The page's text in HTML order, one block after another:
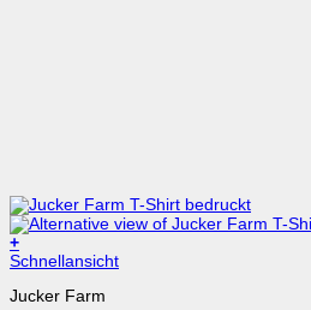
+
Dieses
weist
Schnellansicht
Jucker Farm